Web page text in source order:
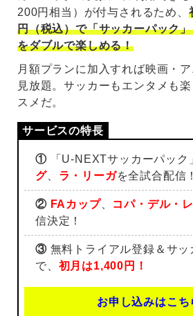
200円相当）が付与されるため、
円（税込）で「サッカーパック
をダブルで楽しめる！
月額プランに加入すれば映画・
見放題。サッカーもエンタメも
スメだ。
①「U-NEXTサッカーパック
グ、 ラ・リーガを全試合配信！
② FAカップ、 コパ・デル・
信決定！
③無料トライアル登録＆サッ
で、 初月は1,400円！
お申し込みはこち